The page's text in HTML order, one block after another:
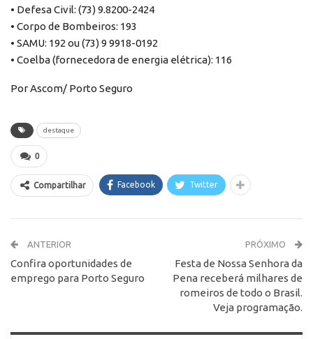
• Defesa Civil: (73) 9.8200-2424
• Corpo de Bombeiros: 193
• SAMU: 192 ou (73) 9 9918-0192
• Coelba (fornecedora de energia elétrica): 116
Por Ascom/ Porto Seguro
destaque
0
Compartilhar Facebook Twitter
ANTERIOR
Confira oportunidades de
emprego para Porto Seguro
PRÓXIMO
Festa de Nossa Senhora da
Pena receberá milhares de
romeiros de todo o Brasil.
Veja programação.